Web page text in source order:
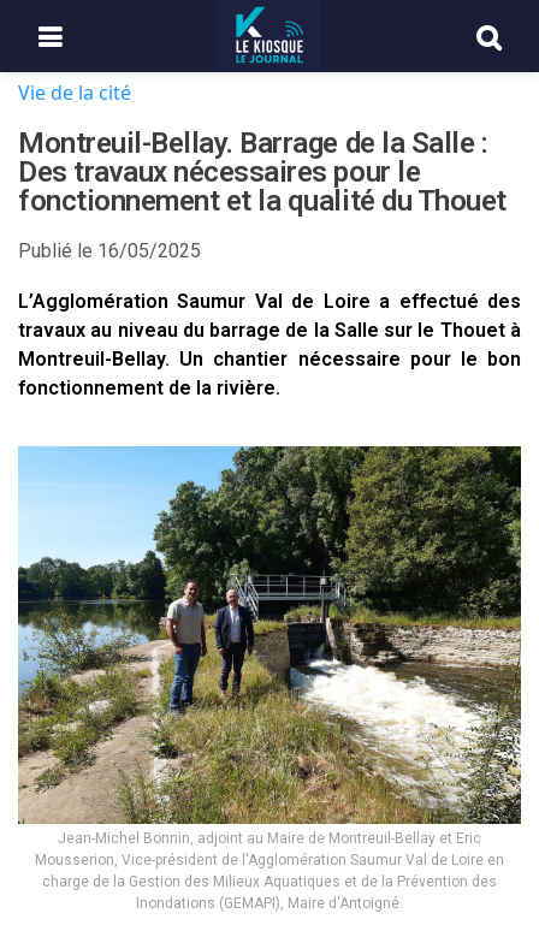
Vie de la cité
Montreuil-Bellay. Barrage de la Salle :
Des travaux nécessaires pour le
fonctionnement et la qualité du Thouet
Publié le 16/05/2025
L’Agglomération Saumur Val de Loire a effectué des
travaux au niveau du barrage de la Salle sur le Thouet à
Montreuil-Bellay. Un chantier nécessaire pour le bon
fonctionnement de la rivière.
Jean-Michel Bonnin, adjoint au Maire de Montreuil-Bellay et Eric
Mousserion, Vice-président de l'Agglomération Saumur Val de Loire en
charge de la Gestion des Milieux Aquatiques et de la Prévention des
Inondations (GEMAPI), Maire d'Antoigné.